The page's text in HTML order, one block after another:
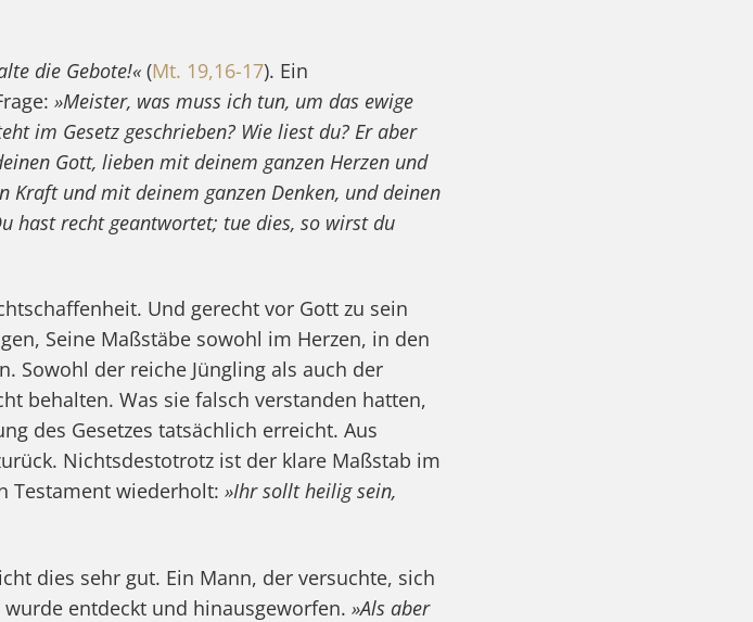
die Gebote!«(Mt. 19,16-17). Ein
»Meister, was muss ich tun, um das ewige
im Gesetz geschrieben? Wie liest du? Er aber
Gott, lieben mit deinem ganzen Herzen und
Kraft und mit deinem ganzen Denken, und deinen
hast recht geantwortet; tue dies, so wirst du
Und gerecht vor Gott zu sein
Seine Maßstäbe sowohl im Herzen, in den
Sowohl der reiche Jüngling als auch der
behalten. Was sie falsch verstanden hatten,
des Gesetzes tatsächlich erreicht. Aus
Nichtsdestotrotz ist der klare Maßstab im
Testament wiederholt: »Ihr sollt heilig sein,
dies sehr gut. Ein Mann, der versuchte, sich
entdeckt und hinausgeworfen. »Als aber